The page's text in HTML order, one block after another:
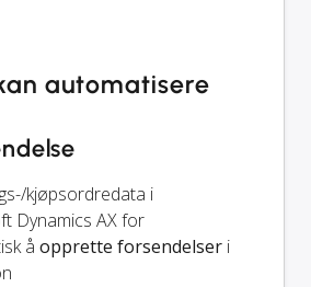
automatisere
kjøpsordredata i
Dynamics AX for
å opprette forsendelser i